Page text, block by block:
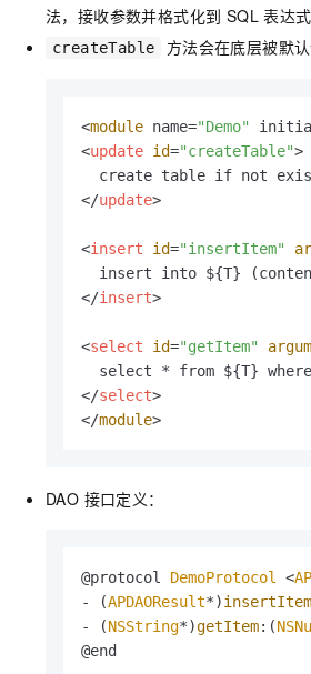
法，接收参数并格式化到 SQL 表达式
createTable 方法会在底层被默认
<module name="Demo"
<update id="createTable">
</update>
<insert id="insertItem"
</insert>
<select id="getItem"
</select>
</module>
DAO 接口定义：
@protocol DemoProtocol <
- (APDAOResult*)insertItem
- (NSString*)getItem:(
@end